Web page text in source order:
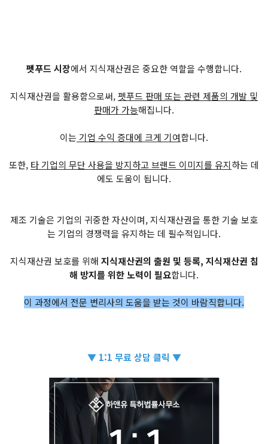
펫푸드 시장에서 지식재산권은 중요한 역할을 수행합니다.
지식재산권을 활용함으로써,펫푸드 판매 또는 관련 제품의 개발 및
판매가 가능해집니다.
이는 기업 수익 증대에 크게 기여합니다.
또한, 타 기업의 무단 사용을 방지하고 브랜드 이미지를 유지하는 데
에도 도움이 됩니다.
제조 기술은 기업의 귀중한 자산이며, 지식재산권을 통한 기술 보호
는 기업의 경쟁력을 유지하는 데 필수적입니다.
지식재산권 보호를 위해 지식재산권의 출원 및 등록, 지식재산권 침
해 방지를 위한 노력이 필요합니다.
이 과정에서 전문 변리사의 도움을 받는 것이 바람직합니다.
▼ 1:1 무료 상담 클릭 ▼